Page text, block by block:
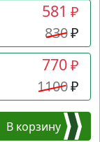
581 ₽
830₽
770₽
1100₽
В корзину